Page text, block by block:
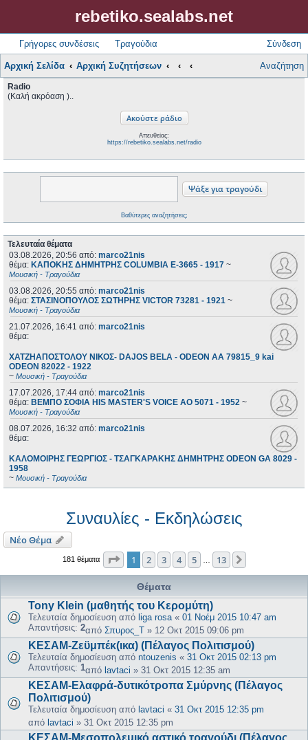
rebetiko.sealabs.net
Γρήγορες συνδέσεις Τραγούδια Σύνδεση
Αρχική Σελίδα Αρχική Συζητήσεων Αναζήτηση
Radio
(Καλή ακρόαση )..
Απευθείας:
https://rebetiko.sealabs.net/radio
Βαθύτερες αναζητήσεις;
Τελευταία θέματα
03.08.2026, 20:56 από: marco21nis
θέμα: ΚΑΠΟΚΗΣ ΔΗΜΗΤΡΗΣ COLUMBIA E-3665 - 1917 ~
Μουσική - Τραγούδια
03.08.2026, 20:55 από: marco21nis
θέμα: ΣΤΑΣΙΝΟΠΟΥΛΟΣ ΣΩΤΗΡΗΣ VICTOR 73281 - 1921 ~
Μουσική - Τραγούδια
21.07.2026, 16:41 από: marco21nis
θέμα:
ΧΑΤΖΗΑΠΟΣΤΟΛΟΥ ΝΙΚΟΣ- DAJOS BELA - ODEON AA 79815_9 kai
ODEON 82022 - 1922
~ Μουσική - Τραγούδια
17.07.2026, 17:44 από: marco21nis
θέμα: ΒΕΜΠΟ ΣΟΦΙΑ HIS MASTER'S VOICE AO 5071 - 1952 ~
Μουσική - Τραγούδια
08.07.2026, 16:32 από: marco21nis
θέμα:
ΚΑΛΟΜΟΙΡΗΣ ΓΕΩΡΓΙΟΣ - ΤΣΑΓΚΑΡΑΚΗΣ ΔΗΜΗΤΡΗΣ ODEON GA 8029 -
1958
~ Μουσική - Τραγούδια
Συναυλίες - Εκδηλώσεις
Νέο Θέμα
181 θέματα Σελίδα από13
1 2 3 4 5 13
Θέματα
Tony Klein (μαθητής του Κερομύτη)
Τελευταία δημοσίευση από liga rosa « 01 Νοέμ 2015 10:47 am
Απαντήσεις: 2από Σπυρος_Τ » 12 Οκτ 2015 09:06 pm
ΚΕΣΑΜ-Ζεϋμπέκ(ικα) (Πέλαγος Πολιτισμού)
Τελευταία δημοσίευση από ntouzenis « 31 Οκτ 2015 02:13 pm
Απαντήσεις: 1από lavtaci » 31 Οκτ 2015 12:35 am
ΚΕΣΑΜ-Ελαφρά-δυτικότροπα Σμύρνης (Πέλαγος
Πολιτισμού)
Τελευταία δημοσίευση από lavtaci « 31 Οκτ 2015 12:35 pm
από lavtaci » 31 Οκτ 2015 12:35 pm
ΚΕΣΑΜ-Μεσοπολεμικό αστικό τραγούδι (Πέλαγος